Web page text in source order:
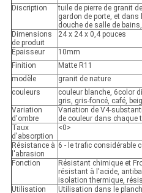
Discription
tuile de pierre de granit
gardon de porte, et dans
douche de salle de
Dimensions
de produit
24 x 24 x 0,4 pouces
Épaisseur
10mm
Finition
Matte R11
modèle
granit de nature
couleurs
couleur blanche, 6color
gris, gris-foncé, café,
Variation
d'ombre
Variation de V4-
de couleur dans chaque
Taux
d'absorption
<0>
Résistance à
l'abrasion
6 - le trafic considérable
Fonction
Résistant chimique et
résistant à l'acide,
isolation thermique,
Utilisation
Utilisation dans le